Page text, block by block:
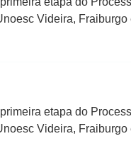
Videira,
etapa do
Videira,